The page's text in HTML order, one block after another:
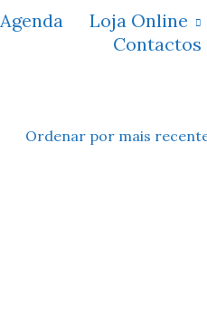
Agenda
Loja Online
Contactos
Ordenar por mais